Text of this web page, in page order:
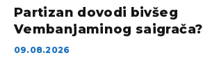
Partizan dovodi bivšeg
Vembanjaminog saigrača?
09.08.2026